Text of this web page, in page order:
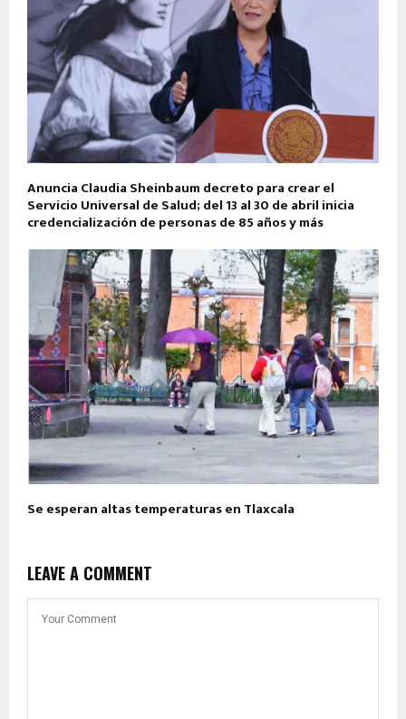
Anuncia Claudia Sheinbaum decreto para crear el
Servicio Universal de Salud; del 13 al 30 de abril inicia
credencialización de personas de 85 años y más
Se esperan altas temperaturas en Tlaxcala
LEAVE A COMMENT